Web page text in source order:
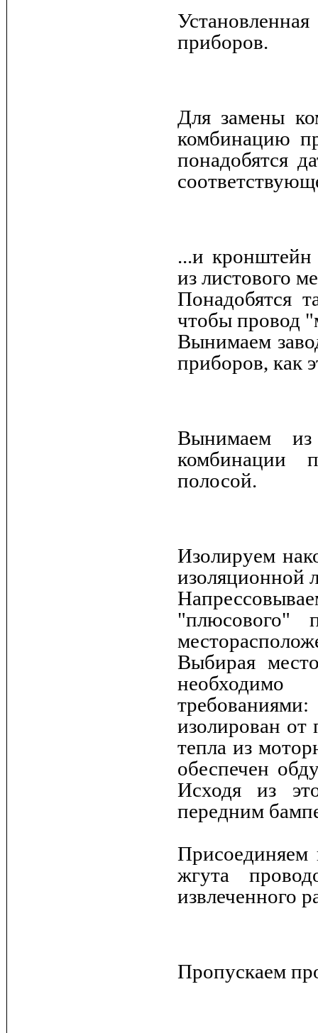
приборов.
Для замены
комбинацию
понадобятся
...и кронштейн
из листового
Понадобятся
чтобы провод
Вынимаем
приборов, как
Вынимаем из
комбинации
полосой.
Изолируем
изоляционной
"плюсового"
Выбирая
необходимо
изолирован от
тепла из
обеспечен
Исходя из
передним
Присоединяем
жгута
извлеченного
Пропускаем